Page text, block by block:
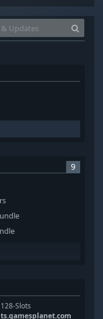
9
128-Slots
ts.gamesplanet.com